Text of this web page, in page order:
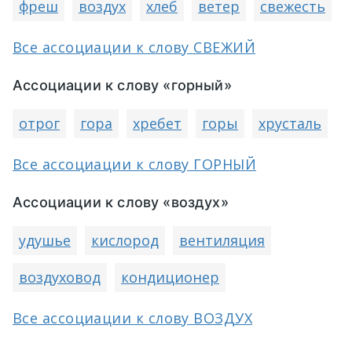
фреш воздух хлеб ветер свежесть
Все ассоциации к слову СВЕЖИЙ
Ассоциации к слову «горный»
отрог гора хребет горы хрусталь
Все ассоциации к слову ГОРНЫЙ
Ассоциации к слову «воздух»
удушье кислород
вентиляция
воздуховод
кондиционер
Все ассоциации к слову ВОЗДУХ